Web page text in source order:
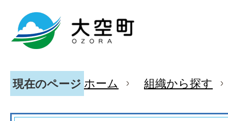
現在のページ ホーム 組織から探す